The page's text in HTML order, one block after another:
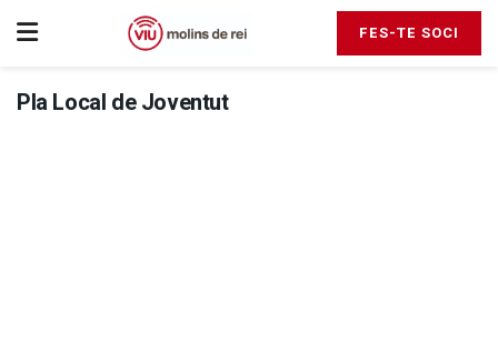
FES-TE SOCI
Pla Local de Joventut